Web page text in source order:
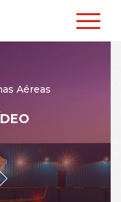
Aéreas